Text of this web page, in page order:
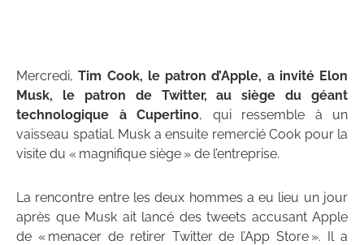
Mercredi,Tim Cook, le patron d’Apple, a invité Elon
Musk, le patron de Twitter, au siège du géant
technologique à Cupertino, qui ressemble à un
vaisseau spatial. Musk a ensuite remercié Cook pour la
visite du « magnifique siège » de l’entreprise.
La rencontre entre les deux hommes a eu lieu un jour
après que Musk ait lancé des tweets accusant Apple
de « menacer de retirer Twitter de l’App Store ». Il a